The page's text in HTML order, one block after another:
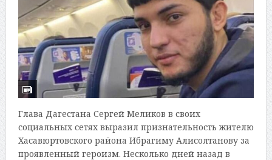
Глава Дагестана Сергей Меликов в своих
социальных сетях выразил признательность жителю
Хасавюртовского района Ибрагиму Алисолтанову за
проявленный героизм. Несколько дней назад в